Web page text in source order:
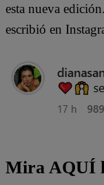
esta nueva edición.
escribió en
Mira AQUÍ